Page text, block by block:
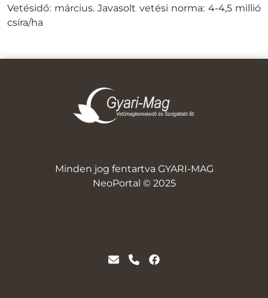
Vetésidő: március. Javasolt vetési norma: 4-4,5 millió
csíra/ha
Minden jog fentartva GYARI-MAG
NeoPortal © 2025